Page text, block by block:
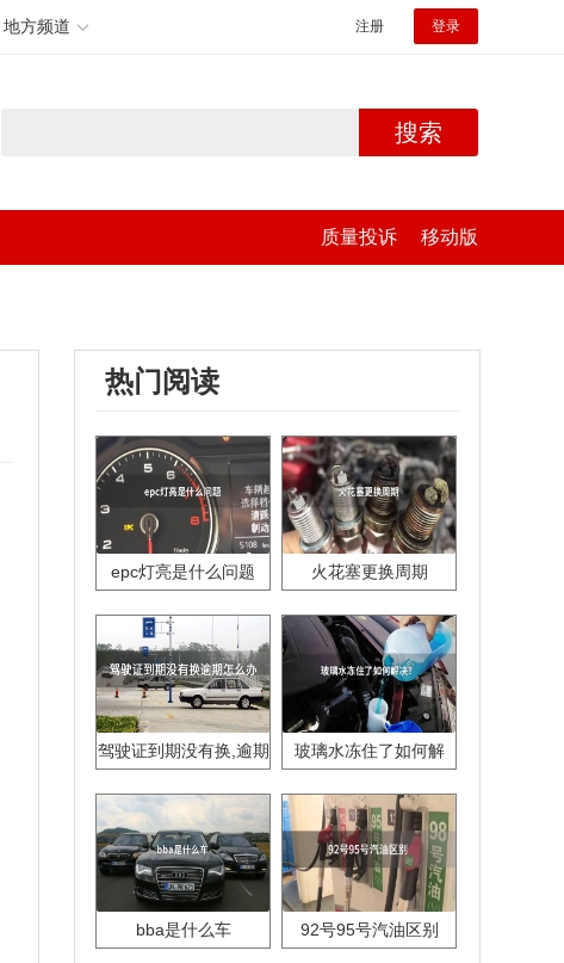
地方频道 注册 登录
搜索
质量投诉 移动版
热门阅读
epc灯亮是什么问题 火花塞更换周期
驾驶证到期没有换,逾期
玻璃水冻住了如何解
bba是什么车 92号95号汽油区别